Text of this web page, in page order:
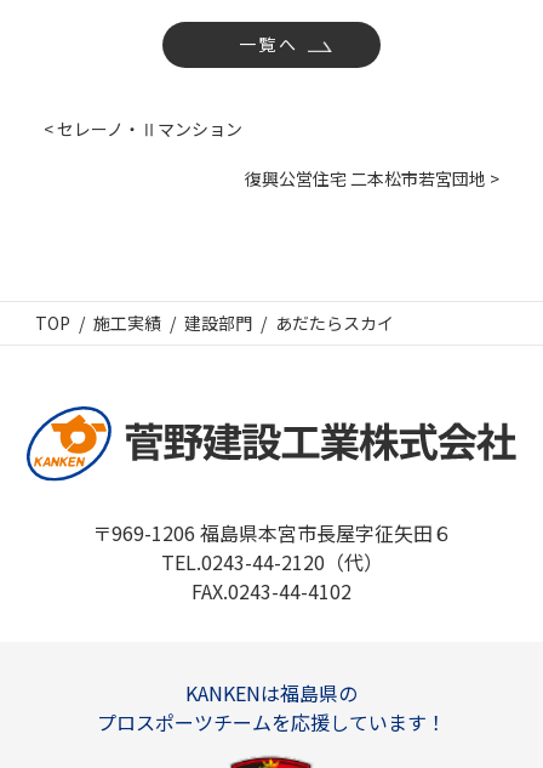
一覧へ
< セレーノ・Ⅱマンション
復興公営住宅 二本松市若宮団地 >
TOP 施工実績 建設部門 あだたらスカイ
〒969-1206 福島県本宮市長屋字征矢田６
TEL.0243-44-2120（代）
FAX.0243-44-4102
KANKENは福島県の
プロスポーツチームを応援しています！